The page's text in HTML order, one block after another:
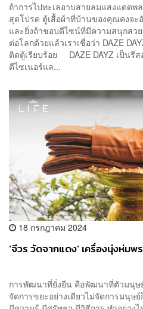
ถ้าการไปทะเลอาบสายลมแสงแดดพ
สุดโปรด ตู้เสื้อผ้าที่บ้านของคุณคงจ
และยิ่งถ้าชอบดีไซน์ที่มีความสนุกสว
ต่อโลกด้วยแล้วเราเชื่อว่า DAZE
ติดตู้เรียบร้อย DAZE DAYZ เป็นรีส
ดีไซเนอร์​แล...
18 กรกฎาคม 2024
‘จีวร วัดจากแดง’ เครื่องนุ่งห่ม
การพัฒนาที่ยั่งยืน คือพัฒนาที่ตัวมนุษ
จัดการขยะอย่างเดียวไม่จัดการมนุษ